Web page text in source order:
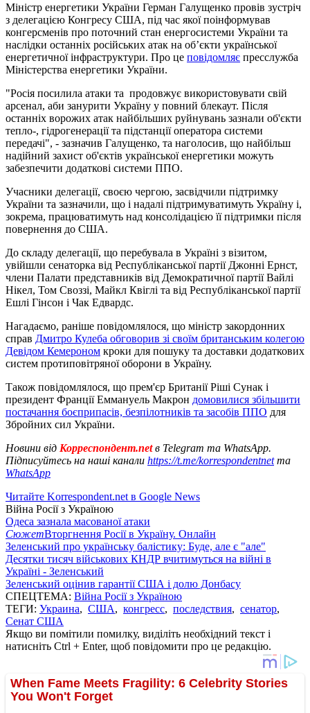
Міністр енергетики України Герман Галущенко провів зустріч
з делегацією Конгресу США, під час якої поінформував
конгерсменів про поточний стан енергосистеми України та
наслідки останніх російських атак на об’єкти української
енергетичної інфраструктури. Про це повідомляє пресслужба
Міністерства енергетики України.
"Росія посилила атаки та продовжує використовувати свій
арсенал, аби занурити Україну у повний блекаут. Після
останніх ворожих атак найбільших руйнувань зазнали об'єкти
тепло-, гідрогенерації та підстанції оператора системи
передачі", - зазначив Галущенко, та наголосив, що найбільш
надійний захист об'єктів української енергетики можуть
забезпечити додаткові системи ППО.
Учасники делегації, своєю чергою, засвідчили підтримку
України та зазначили, що і надалі підтримуватимуть Україну і,
зокрема, працюватимуть над консолідацією її підтримки після
повернення до США.
До складу делегації, що перебувала в Україні з візитом,
увійшли сенаторка від Республіканської партії Джонні Ернст,
члени Палати представників від Демократичної партії Вайлі
Нікел, Том Своззі, Майкл Квіглі та від Республіканської партії
Ешлі Гінсон і Чак Едвардс.
Нагадаємо, раніше повідомлялося, що міністр закордонних
справ Дмитро Кулеба обговорив зі своїм британським колегою
Девідом Кемероном кроки для пошуку та доставки додаткових
систем протиповітряної оборони в Україну.
Також повідомлялося, що прем'єр Британії Ріші Сунак і
президент Франції Еммануель Макрон домовилися збільшити
постачання боєприпасів, безпілотників та засобів ППО для
Збройних сил України.
Новини від Корреспондент.netв Telegram та WhatsApp.
Підписуйтесь на наші канали https://t.me/korrespondentnetта
WhatsApp
Читайте Korrespondent.net в Google News
Війна Росії з Україною
Одеса зазнала масованої атаки
СюжетВторгнення Росії в Україну. Онлайн
Зеленський про українську балістику: Буде, але є "але"
Десятки тисяч військових КНДР вчитимуться на війні в
Україні - Зеленський
Зеленський оцінив гарантії США і долю Донбасу
СПЕЦТЕМА: Війна Росії з Україною
ТЕГИ: Украина, США, конгресс, последствия, сенатор,
Сенат США
Якщо ви помітили помилку, виділіть необхідний текст і
натисніть Ctrl + Enter, щоб повідомити про це редакцію.